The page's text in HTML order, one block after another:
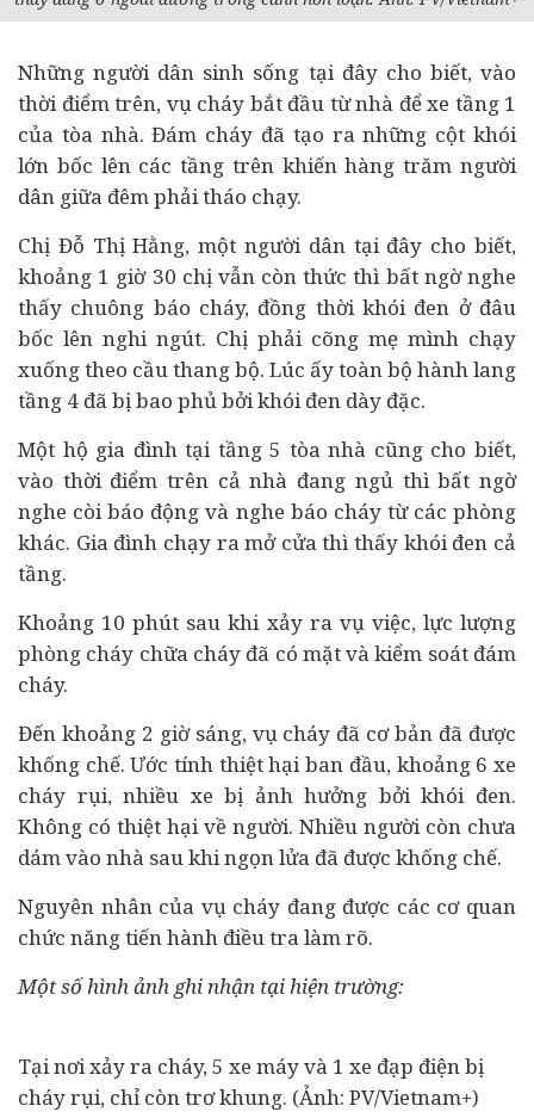
Những người dân sinh sống tại đây cho biết, vào
thời điểm trên, vụ cháy bắt đầu từ nhà để xe tầng 1
của tòa nhà. Đám cháy đã tạo ra những cột khói
lớn bốc lên các tầng trên khiến hàng trăm người
dân giữa đêm phải tháo chạy.
Chị Đỗ Thị Hằng, một người dân tại đây cho biết,
khoảng 1 giờ 30 chị vẫn còn thức thì bất ngờ nghe
thấy chuông báo cháy, đồng thời khói đen ở đâu
bốc lên nghi ngút. Chị phải cõng mẹ mình chạy
xuống theo cầu thang bộ. Lúc ấy toàn bộ hành lang
tầng 4 đã bị bao phủ bởi khói đen dày đặc.
Một hộ gia đình tại tầng 5 tòa nhà cũng cho biết,
vào thời điểm trên cả nhà đang ngủ thì bất ngờ
nghe còi báo động và nghe báo cháy từ các phòng
khác. Gia đình chạy ra mở cửa thì thấy khói đen cả
tầng.
Khoảng 10 phút sau khi xảy ra vụ việc, lực lượng
phòng cháy chữa cháy đã có mặt và kiểm soát đám
cháy.
Đến khoảng 2 giờ sáng, vụ cháy đã cơ bản đã được
khống chế. Ước tính thiệt hại ban đầu, khoảng 6 xe
cháy rụi, nhiều xe bị ảnh hưởng bởi khói đen.
Không có thiệt hại về người. Nhiều người còn chưa
dám vào nhà sau khi ngọn lửa đã được khống chế.
Nguyên nhân của vụ cháy đang được các cơ quan
chức năng tiến hành điều tra làm rõ.
Một số hình ảnh ghi nhận tại hiện trường:
Tại nơi xảy ra cháy, 5 xe máy và 1 xe đạp điện bị
cháy rụi, chỉ còn trơ khung. (Ảnh: PV/Vietnam+)